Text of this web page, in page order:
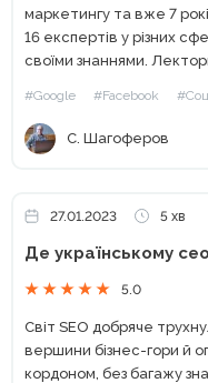
маркетингу та вже 7
16 експертів у різних
своїми знаннями.
агентствах. Ви
#Google #Facebook
С. Шагоферов
27.01.2023 5 хв
Де українському
5.0
Світ SEO добряче
вершини бізнес-гори й
кордоном, без багажу